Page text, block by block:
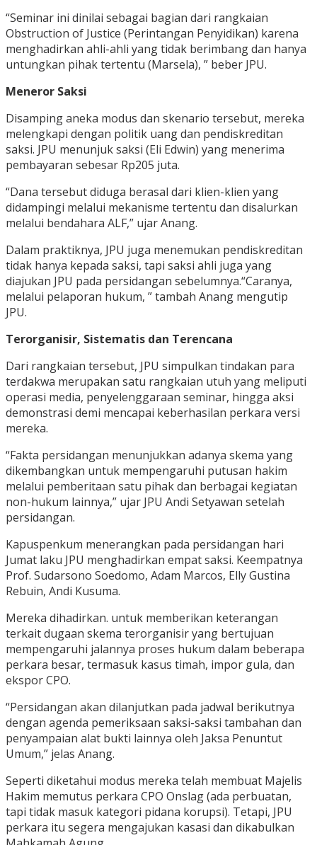
“Seminar ini dinilai sebagai bagian dari rangkaian
Obstruction of Justice (Perintangan Penyidikan) karena
menghadirkan ahli-ahli yang tidak berimbang dan hanya
untungkan pihak tertentu (Marsela), ” beber JPU.
Meneror Saksi
Disamping aneka modus dan skenario tersebut, mereka
melengkapi dengan politik uang dan pendiskreditan
saksi. JPU menunjuk saksi (Eli Edwin) yang menerima
pembayaran sebesar Rp205 juta.
“Dana tersebut diduga berasal dari klien-klien yang
didampingi melalui mekanisme tertentu dan disalurkan
melalui bendahara ALF,” ujar Anang.
Dalam praktiknya, JPU juga menemukan pendiskreditan
tidak hanya kepada saksi, tapi saksi ahli juga yang
diajukan JPU pada persidangan sebelumnya.“Caranya,
melalui pelaporan hukum, ” tambah Anang mengutip
JPU.
Terorganisir, Sistematis dan Terencana
Dari rangkaian tersebut, JPU simpulkan tindakan para
terdakwa merupakan satu rangkaian utuh yang meliputi
operasi media, penyelenggaraan seminar, hingga aksi
demonstrasi demi mencapai keberhasilan perkara versi
mereka.
“Fakta persidangan menunjukkan adanya skema yang
dikembangkan untuk mempengaruhi putusan hakim
melalui pemberitaan satu pihak dan berbagai kegiatan
non-hukum lainnya,” ujar JPU Andi Setyawan setelah
persidangan.
Kapuspenkum menerangkan pada persidangan hari
Jumat laku JPU menghadirkan empat saksi. Keempatnya
Prof. Sudarsono Soedomo, Adam Marcos, Elly Gustina
Rebuin, Andi Kusuma.
Mereka dihadirkan. untuk memberikan keterangan
terkait dugaan skema terorganisir yang bertujuan
mempengaruhi jalannya proses hukum dalam beberapa
perkara besar, termasuk kasus timah, impor gula, dan
ekspor CPO.
“Persidangan akan dilanjutkan pada jadwal berikutnya
dengan agenda pemeriksaan saksi-saksi tambahan dan
penyampaian alat bukti lainnya oleh Jaksa Penuntut
Umum,” jelas Anang.
Seperti diketahui modus mereka telah membuat Majelis
Hakim memutus perkara CPO Onslag (ada perbuatan,
tapi tidak masuk kategori pidana korupsi). Tetapi, JPU
perkara itu segera mengajukan kasasi dan dikabulkan